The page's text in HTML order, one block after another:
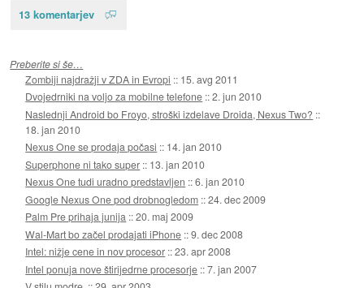
13 komentarjev
Preberite si še…
Zombiji najdražji v ZDA in Evropi :: 15. avg 2011
Dvojedrniki na voljo za mobilne telefone ::2. jun 2010
Naslednji Android bo Froyo, stroški izdelave Droida, Nexus Two? ::
18. jan 2010
Nexus One se prodaja počasi :: 14. jan 2010
Superphone ni tako super :: 13. jan 2010
Nexus One tudi uradno predstavljen ::6. jan 2010
Google Nexus One pod drobnogledom ::24. dec 2009
Palm Pre prihaja junija ::20. maj 2009
Wal-Mart bo začel prodajati iPhone ::9. dec 2008
Intel: nižje cene in nov procesor ::23. apr 2008
Intel ponuja nove štirijedrne procesorje ::7. jan 2007